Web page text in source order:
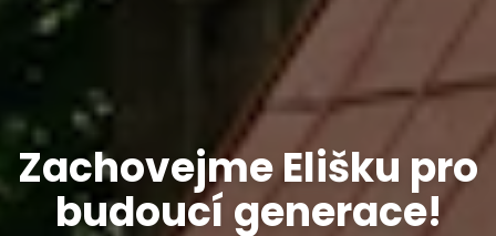
Zachovejme Elišku pro
budoucí generace!